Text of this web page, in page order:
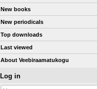
Log in
New books
New periodicals
Top downloads
Last viewed
About Veebiraamatukogu